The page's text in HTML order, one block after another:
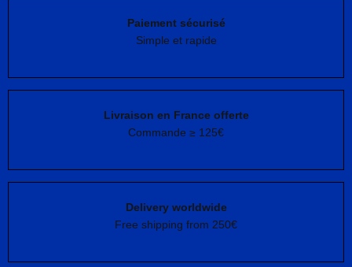
Paiement sécurisé
Simple et rapide
Livraison en France offerte
Commande ≥ 125€
Delivery worldwide
Free shipping from 250€